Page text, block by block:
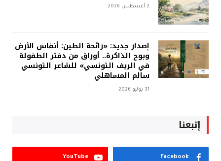
2 أغسطس 2026
إصدار جديد: «رائحة الطين: أنفاس الأرض
وبوح الذاكرة.. أوراق من دفتر الطفولة
في الريف التونسي» للشاعر التونسي
سالم المساهلي
31 يوليو 2026
إتبعنا
Facebook
YouTube